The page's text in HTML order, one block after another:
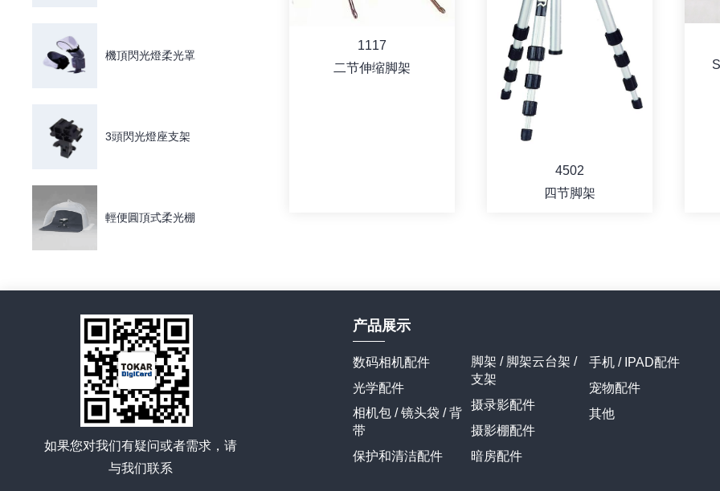
機頂閃光燈柔光罩
3頭閃光燈座支架
輕便圓頂式柔光棚
详情
1117
二节伸缩脚架
详情
4502
四节脚架
如果您对我们有疑问或者需求，请
与我们联系
产品展示
数码相机配件
光学配件
相机包 / 镜头袋 / 背
带
保护和清洁配件
脚架 / 脚架云台架 /
支架
摄录影配件
摄影棚配件
暗房配件
手机 / IPAD配件
宠物配件
其他